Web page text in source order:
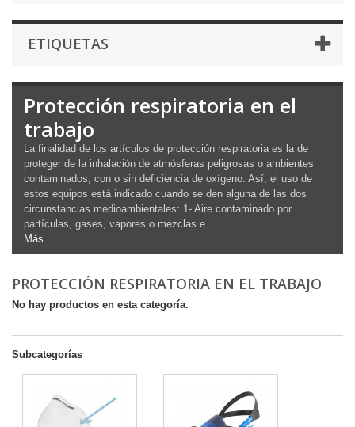
ETIQUETAS
Protección respiratoria en el
trabajo
La finalidad de los artículos de protección respiratoria es la de
proteger de la inhalación de atmósferas peligrosas o ambientes
contaminados, con o sin deficiencia de oxígeno. Así, el uso de
estos equipos está indicado cuando se den alguna de las dos
circunstancias medioambientales: 1- Aire contaminado por
partículas, gases, vapores o mezclas e...
Más
PROTECCIÓN RESPIRATORIA EN EL TRABAJO
No hay productos en esta categoría.
Subcategorías